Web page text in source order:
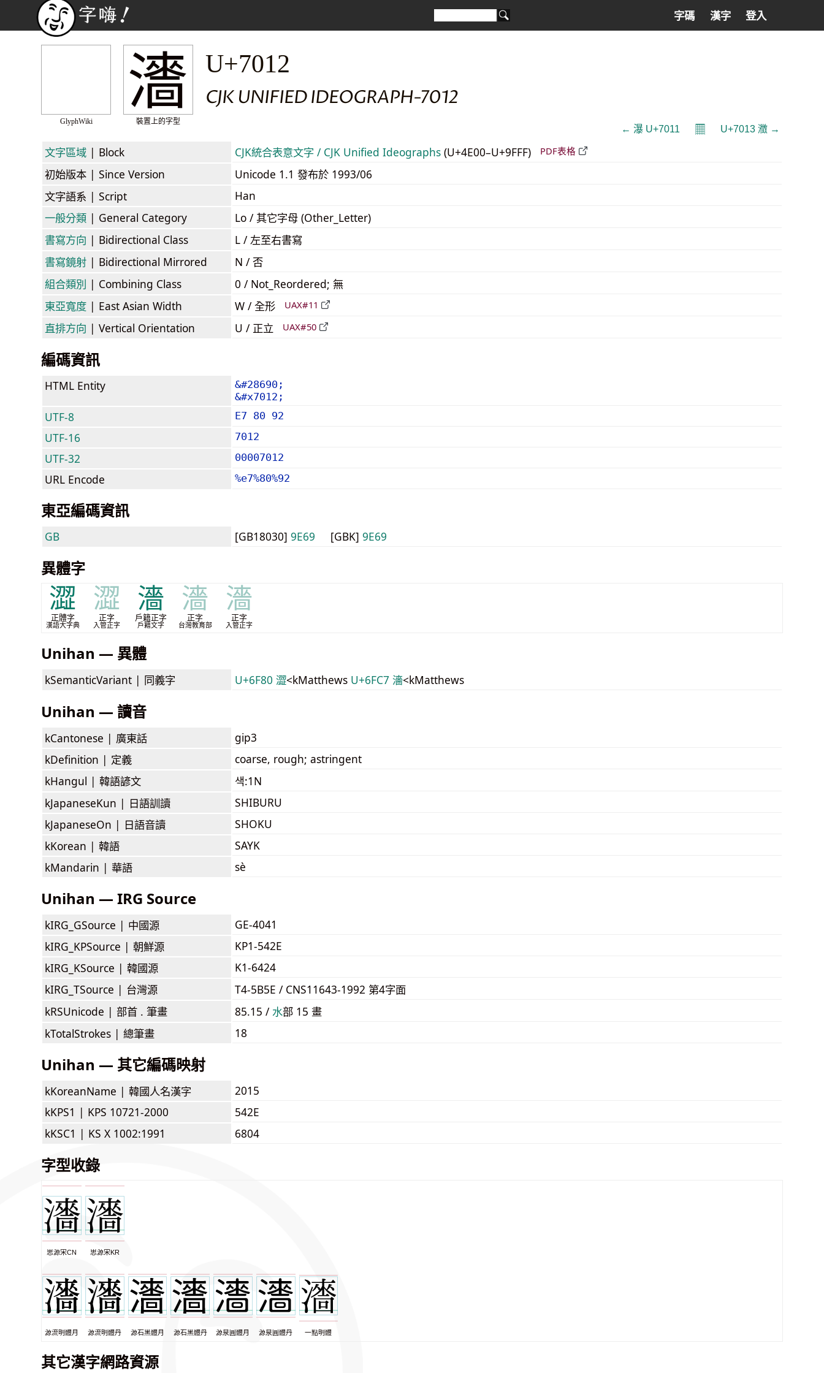
字碼 漢字 登入
GlyphWiki
瀒
裝置上的字型
U+7012
CJK UNIFIED IDEOGRAPH-7012
← 瀑 U+7011 𝄜 U+7013 瀓 →
文字區域 | Block CJK統合表意文字 / CJK Unified Ideographs (U+4E00–U+9FFF) PDF表格
初始版本 | Since Version
Unicode 1.1 發布於 1993/06
文字語系 | Script
Han
一般分類 | General Category
Lo / 其它字母 (Other_Letter)
書寫方向 | Bidirectional Class
L / 左至右書寫
書寫鏡射 | Bidirectional Mirrored
N / 否
組合類別 | Combining Class
0 / Not_Reordered; 無
東亞寬度 | East Asian Width W / 全形 UAX#11
直排方向 | Vertical Orientation U / 正立 UAX#50
編碼資訊
HTML Entity
&#28690;
&#x7012;
UTF-8 E7 80 92
UTF-16 7012
UTF-32 00007012
URL Encode %e7%80%92
東亞編碼資訊
GB [GB18030] 9E69 [GBK] 9E69
異體字
澀
正體字
漢語大字典
澀
正字
入管正字
濇
戶籍正字
戶籍文字
濇
正字
台灣教育部
濇
正字
入管正字
Unihan — 異體
kSemanticVariant | 同義字 U+6F80 澀<kMatthews U+6FC7 濇<kMatthews
Unihan — 讀音
kCantonese | 廣東話
gip3
kDefinition | 定義
coarse, rough; astringent
kHangul | 韓語諺文
색:1N
kJapaneseKun | 日語訓讀
SHIBURU
kJapaneseOn | 日語音讀
SHOKU
kKorean | 韓語
SAYK
kMandarin | 華語 sè
Unihan — IRG Source
kIRG_GSource | 中國源
GE-4041
kIRG_KPSource | 朝鮮源
KP1-542E
kIRG_KSource | 韓國源
K1-6424
kIRG_TSource | 台灣源
T4-5B5E / CNS11643-1992 第4字面
kRSUnicode | 部首 . 筆畫 85.15 / ⽔部 15 畫
kTotalStrokes | 總筆畫 18
Unihan — 其它編碼映射
kKoreanName | 韓國人名漢字
2015
kKPS1 | KPS 10721-2000
542E
kKSC1 | KS X 1002:1991 6804
字型收錄
思源宋CN 思源宋KR
源流明體月 源流明體丹 源石黑體月 源石黑體丹 源泉圓體月 源泉圓體丹 一點明體
其它漢字網路資源